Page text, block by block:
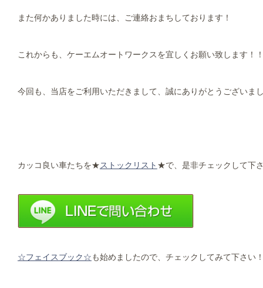
また何かありました時には、ご連絡おまちしております！
これからも、ケーエムオートワークスを宜しくお願い致します！！
今回も、当店をご利用いただきまして、誠にありがとうございま
カッコ良い車たちを★ストックリスト ★で、是非チェックして下
☆フェイスブック☆も始めましたので、チェックしてみて下さい！